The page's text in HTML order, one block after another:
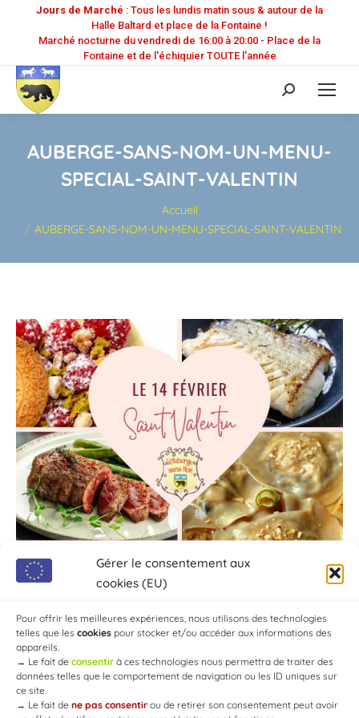
Gérer le consentement aux
cookies (EU)
Pour offrir les meilleures expériences, nous utilisons des technologies
telles que les cookies pour stocker et/ou accéder aux informations des
appareils.
→ Le fait de consentir à ces technologies nous permettra de traiter des
données telles que le comportement de navigation ou les ID uniques sur
ce site.
→ Le fait de ne pas consentir ou de retirer son consentement peut avoir
Jours de Marché : Tous les lundis matin sous & autour de la
Halle Baltard et place de la Fontaine !
Marché nocturne du vendredi de 16:00 à 20:00 - Place de la
Fontaine et de l'échiquier TOUTE l'année
Recherche
:
AUBERGE-SANS-NOM-UN-MENU-
SPECIAL-SAINT-VALENTIN
Accueil
AUBERGE-SANS-NOM-UN-MENU-SPECIAL-SAINT-VALENTIN